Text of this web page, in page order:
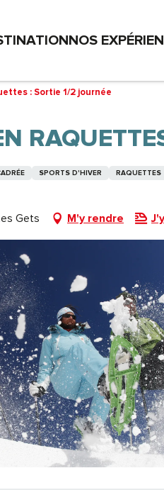
NOS
: Sortie 1/2 journée
SPORTS D'HIVER RAQUETTES
Gets
M'y rendre